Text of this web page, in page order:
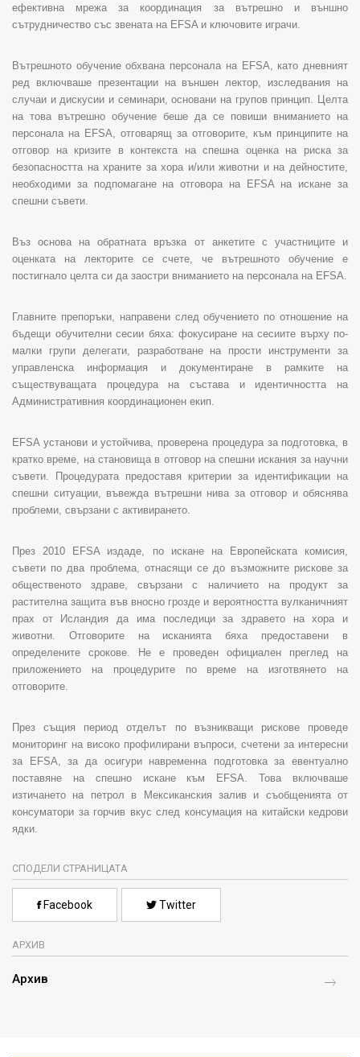
ефективна мрежа за координация за вътрешно и външно
сътрудничество със звената на EFSA и ключовите играчи.
Вътрешното обучение обхвана персонала на EFSA , като дневният
ред включваше презентации на външен лектор, изследвания на
случаи и дискусии и семинари, основани на групов принцип. Целта
на това вътрешно обучение беше да се повиши вниманието на
персонала на EFSA , отговарящ за отговорите, към принципите на
отговор на кризите в контекста на спешна оценка на риска за
безопасността на храните за хора и/или животни и на дейностите,
необходими за подпомагане на отговора на
EFSA на искане за
спешни съвети.
Въз основа на обратната връзка от анкетите с участниците и
оценката на лекторите се счете, че вътрешното обучение е
постигнало целта си да заостри вниманието на персонала на EFSA
Главните препоръки, направени след обучението по отношение на
бъдещи обучителни сесии бяха: фокусиране на сесиите върху по-
малки групи делегати, разработване на прости инструменти за
управленска информация и документиране в рамките на
съществуващата процедура на състава и идентичността на
Административния координационен екип.
EFSA установи и устойчива, проверена процедура за подготовка, в
кратко време, на становища в отговор на спешни искания за научни
съвети. Процедурата предоставя критерии за идентификации на
спешни ситуации, въвежда вътрешни нива за отговор и обяснява
проблеми, свързани с активирането.
През 2010 EFSA
издаде, по искане на Европейската комисия,
съвети по два проблема, отнасящи се до възможните рискове за
общественото здраве, свързани с наличието на продукт за
растителна защита във вносно грозде и вероятността вулканичният
прах от Исландия да има последици за здравето на хора и
животни. Отговорите на исканията бяха предоставени в
определените срокове. Не е проведен официален преглед на
приложението на процедурите по време на изготвянето на
отговорите.
През същия период отделът по възникващи рискове проведе
мониторинг на високо профилирани въпроси, счетени за интересни
за
EFSA , за да осигури навременна подготовка за евентуално
поставяне на спешно искане към
EFSA . Това включваше
изтичането на петрол в Мексиканския залив и съобщенията от
консуматори за горчив вкус след консумация на китайски кедрови
ядки.
СПОДЕЛИ СТРАНИЦАТА
Facebook Twitter
АРХИВ
Архив